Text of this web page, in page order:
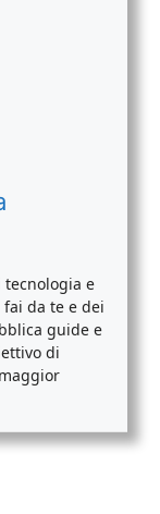
tecnologia e
da te e dei
guide e
di